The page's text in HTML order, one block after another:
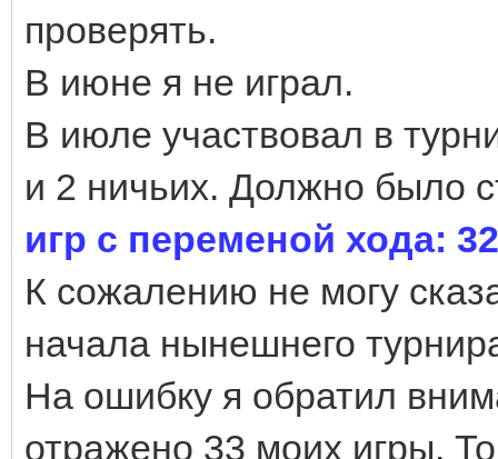
проверять.
В июне я не играл.
В июле участвовал в
и 2 ничьих. Должно было
игр с переменой
К сожалению не могу
начала нынешнего
На ошибку я обратил
отражено 33 моих игры.